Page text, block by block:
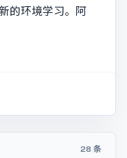
的环境学习。阿
28 条